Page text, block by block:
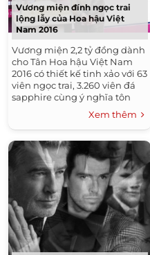
Vương miện đính ngọc trai
lộng lẫy của Hoa hậu Việt
Nam 2016
Vương miện 2,2 tỷ đồng dành
cho Tân Hoa hậu Việt Nam
2016 có thiết kế tinh xảo với 63
viên ngọc trai, 3.260 viên đá
sapphire cùng ý nghĩa tôn
Xem thêm